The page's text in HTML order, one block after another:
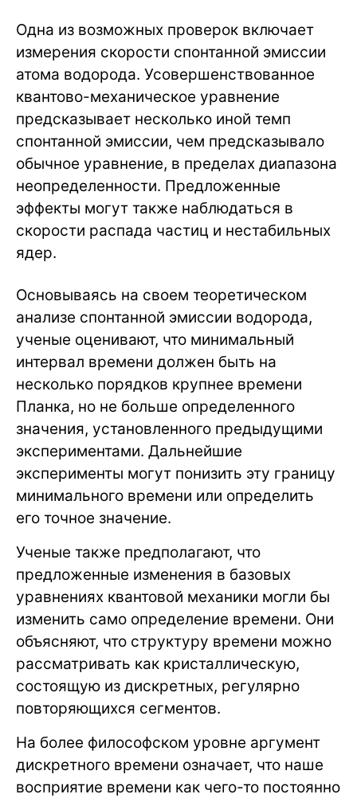
Одна из возможных проверок включает
измерения скорости спонтанной эмиссии
атома водорода. Усовершенствованное
квантово-механическое уравнение
предсказывает несколько иной темп
спонтанной эмиссии, чем предсказывало
обычное уравнение, в пределах диапазона
неопределенности. Предложенные
эффекты могут также наблюдаться в
скорости распада частиц и нестабильных
ядер.
Основываясь на своем теоретическом
анализе спонтанной эмиссии водорода,
ученые оценивают, что минимальный
интервал времени должен быть на
несколько порядков крупнее времени
Планка, но не больше определенного
значения, установленного предыдущими
экспериментами. Дальнейшие
эксперименты могут понизить эту границу
минимального времени или определить
его точное значение.
Ученые также предполагают, что
предложенные изменения в базовых
уравнениях квантовой механики могли бы
изменить само определение времени. Они
объясняют, что структуру времени можно
рассматривать как кристаллическую,
состоящую из дискретных, регулярно
повторяющихся сегментов.
На более философском уровне аргумент
дискретного времени означает, что наше
восприятие времени как чего-то постоянно